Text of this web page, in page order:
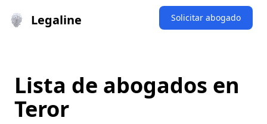
Legaline Solicitar abogado
Lista de abogados en
Teror